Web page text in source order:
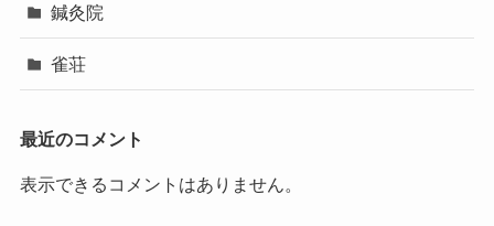
鍼灸院
雀荘
最近のコメント
表示できるコメントはありません。